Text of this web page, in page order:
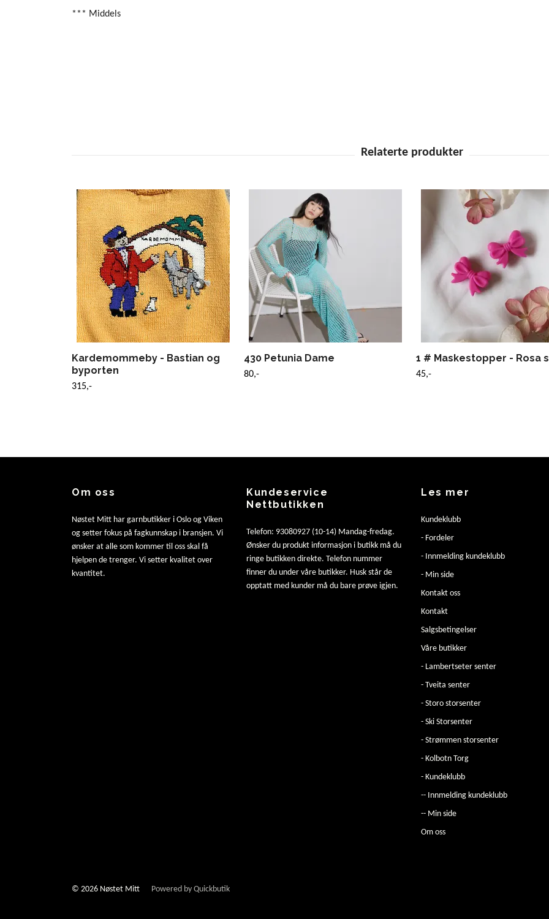
*** Middels
Kardemommeby - Bastian og
byporten
315,-
430 Petunia Dame
80,-
1 # Maskestopper - Rosa
45,-
Om oss
Nøstet Mitt har garnbutikker i Oslo og Viken
og setter fokus på fagkunnskap i bransjen. Vi
ønsker at alle som kommer til oss skal få
hjelpen de trenger. Vi setter kvalitet over
kvantitet.
Kundeservice
Nettbutikken
Telefon: 93080927 (10-14) Mandag-fredag.
Ønsker du produkt informasjon i butikk må du
ringe butikken direkte. Telefon nummer
finner du under våre butikker. Husk står de
opptatt med kunder må du bare prøve igjen.
Les mer
Kundeklubb
- Fordeler
- Innmelding kundeklubb
- Min side
Kontakt oss
Kontakt
Salgsbetingelser
Våre butikker
- Lambertseter senter
- Tveita senter
- Storo storsenter
- Ski Storsenter
- Strømmen storsenter
- Kolbotn Torg
- Kundeklubb
-- Innmelding kundeklubb
-- Min side
Om oss
© 2026 Nøstet Mitt Powered by Quickbutik